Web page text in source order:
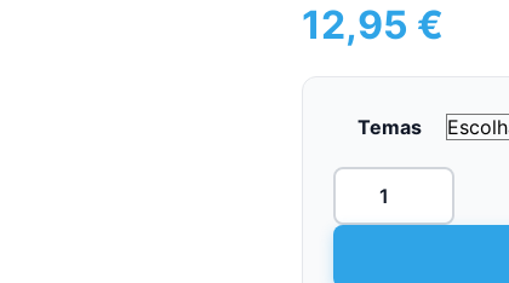
12,95 €
Temas
Quantidade
Pssst